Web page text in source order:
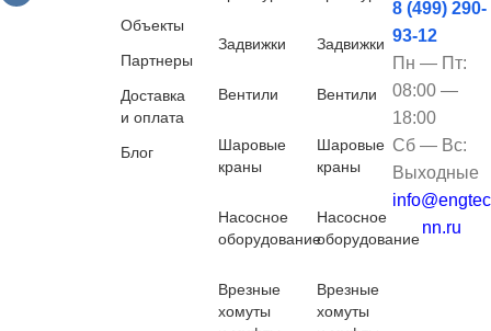
Объекты
Партнеры
Доставка
и оплата
Блог
Задвижки
Вентили
Шаровые
краны
Насосное
оборудование
Врезные
хомуты
Задвижки
Вентили
Шаровые
краны
Насосное
оборудование
Врезные
хомуты
8 (499) 290-
93-12
Пн — Пт:
08:00 —
18:00
Сб — Вс:
Выходные
nn.ru